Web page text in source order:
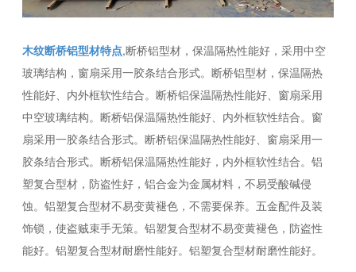
木纹断桥铝型材特点,断桥铝型材，保温隔热性能好，采用中空
玻璃结构，窗扇采用一胶条结合形式。断桥铝型材，保温隔热
性能好、内外框软性结合。断桥铝保温隔热性能好、窗扇采用
中空玻璃结构。断桥铝保温隔热性能好、内外框软性结合。窗
扇采用一胶条结合形式。断桥铝保温隔热性能好、窗扇采用一
胶条结合形式。断桥铝保温隔热性能好，内外框软性结合。铝
塑复合型材，防盗性好，铝合金为金属材料，不易受酸碱侵
蚀。铝塑复合型材不易变黄褪色，不需要保养。五金配件及装
饰锁，使盗贼束手无策。铝塑复合型材不易变黄褪色，防盗性
能好。铝塑复合型材耐磨性能好。铝塑复合型材耐磨性能好。